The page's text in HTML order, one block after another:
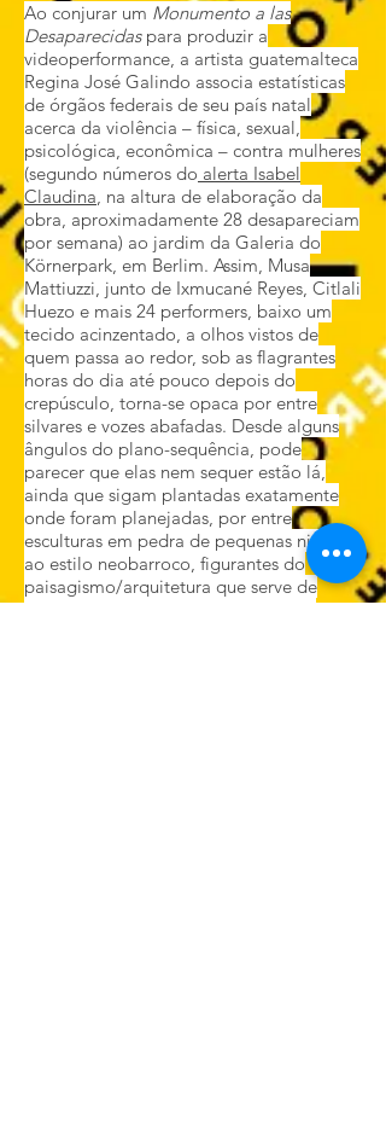
Ao conjurar um Monumento a las
Desaparecidaspara produzir a
videoperformance, a artista guatemalteca
Regina José Galindo associa estatísticas
de órgãos federais de seu país natal
acerca da violência – física, sexual,
psicológica, econômica – contra mulheres
(segundo números do alerta Isabel
Claudina, na altura de elaboração da
obra, aproximadamente 28 desapareciam
por semana) ao jardim da Galeria do
Körnerpark, em Berlim. Assim, Musa
Mattiuzzi, junto de Ixmucané Reyes, Citlali
Huezo e mais 24 performers, baixo um
tecido acinzentado, a olhos vistos de
quem passa ao redor, sob as flagrantes
horas do dia até pouco depois do
crepúsculo, torna-se opaca por entre
silvares e vozes abafadas. Desde alguns
ângulos do plano-sequência, pode
parecer que elas nem sequer estão lá,
ainda que sigam plantadas exatamente
onde foram planejadas, por entre
esculturas em pedra de pequenas ninfas,
ao estilo neobarroco, figurantes do
paisagismo/arquitetura que serve de